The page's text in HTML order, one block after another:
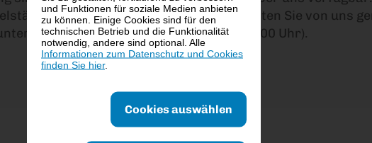
und Funktionen für soziale Medien anbieten
zu können. Einige Cookies sind für den
technischen Betrieb und die Funktionalität
notwendig, andere sind optional. Alle
Informationen zum Datenschutz und Cookies
finden Sie hier.
Cookies auswählen
bzw. für diese Veranstaltung erhalten Sie von uns
Tel. 01 58885 (täglich von 8:00 bis 20:00 Uhr).